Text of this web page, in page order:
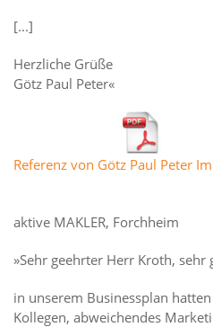
[...]
Herzliche Grüße
Götz Paul Peter«
Referenz von Götz Paul Peter
aktive MAKLER, Forchheim
»Sehr geehrter Herr Kroth,
in unserem Businessplan
Kollegen, abweichendes